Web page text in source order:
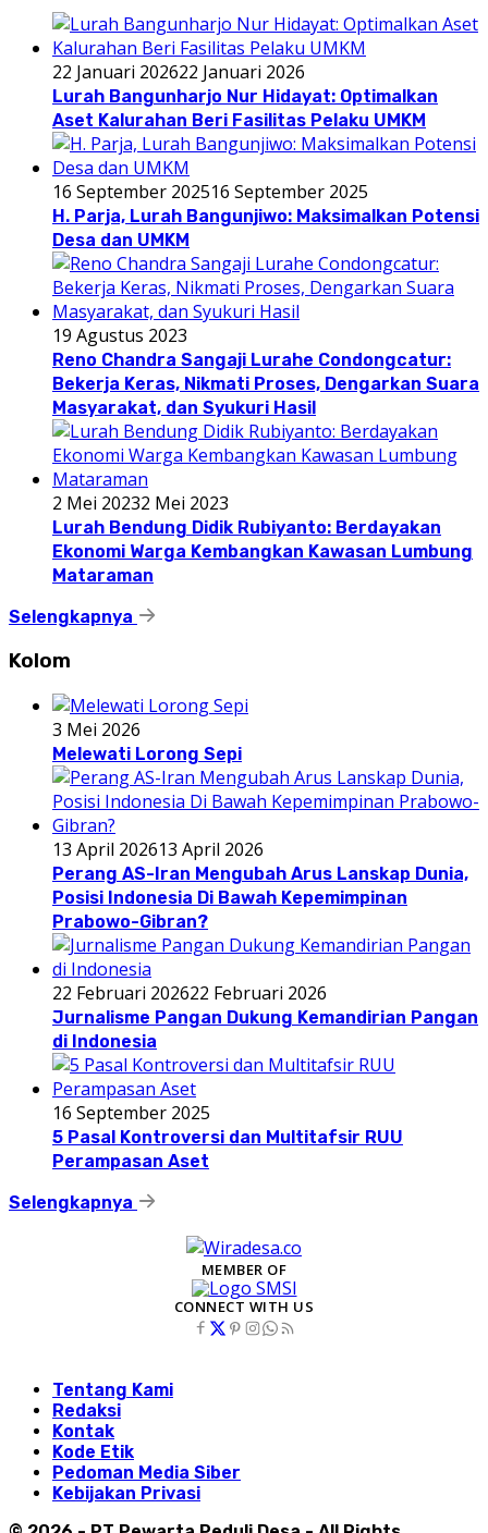
22 Januari 202622 Januari 2026
Lurah Bangunharjo Nur Hidayat: Optimalkan
Aset Kalurahan Beri Fasilitas Pelaku UMKM
16 September 202516 September 2025
H. Parja, Lurah Bangunjiwo: Maksimalkan Potensi
Desa dan UMKM
19 Agustus 2023
Reno Chandra Sangaji Lurahe Condongcatur:
Bekerja Keras, Nikmati Proses, Dengarkan Suara
Masyarakat, dan Syukuri Hasil
2 Mei 20232 Mei 2023
Lurah Bendung Didik Rubiyanto: Berdayakan
Ekonomi Warga Kembangkan Kawasan Lumbung
Mataraman
Selengkapnya
Kolom
3 Mei 2026
Melewati Lorong Sepi
13 April 202613 April 2026
Perang AS-Iran Mengubah Arus Lanskap Dunia,
Posisi Indonesia Di Bawah Kepemimpinan
Prabowo-Gibran?
22 Februari 202622 Februari 2026
Jurnalisme Pangan Dukung Kemandirian Pangan
di Indonesia
16 September 2025
5 Pasal Kontroversi dan Multitafsir RUU
Perampasan Aset
Selengkapnya
MEMBER OF
CONNECT WITH US
Tentang Kami
Redaksi
Kontak
Kode Etik
Pedoman Media Siber
Kebijakan Privasi